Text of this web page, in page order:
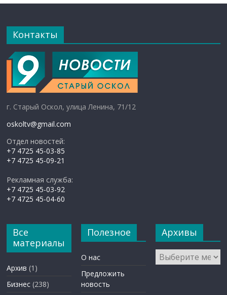
Контакты
г. Старый Оскол, улица Ленина, 71/12
oskoltv@gmail.com
Отдел новостей:
+7 4725 45-03-85
+7 4725 45-09-21
Рекламная служба:
+7 4725 45-03-92
+7 4725 45-04-60
Все
материалы
Архив (1)
Бизнес (238)
Полезное
О нас
Предложить
новость
Архивы
Архивы